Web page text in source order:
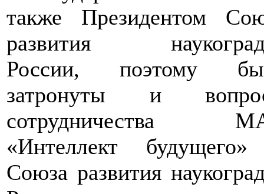
также Президентом
развития
России, поэтому
затронуты и
сотрудничества
«Интеллект
Союза развития